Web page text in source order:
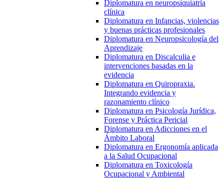
Diplomatura en neuropsiquiatría
clínica
Diplomatura en Infancias, violencias
y buenas prácticas profesionales
Diplomatura en Neuropsicología del
Aprendizaje
Diplomatura en Discalculia e
intervenciones basadas en la
evidencia
Diplomatura en Quiropraxia.
Integrando evidencia y
razonamiento clínico
Diplomatura en Psicología Jurídica,
Forense y Práctica Pericial
Diplomatura en Adicciones en el
Ámbito Laboral
Diplomatura en Ergonomía aplicada
a la Salud Ocupacional
Diplomatura en Toxicología
Ocupacional y Ambiental